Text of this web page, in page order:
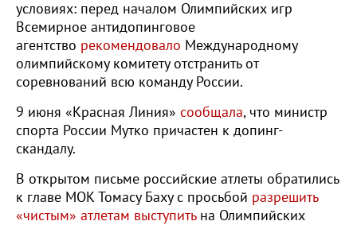
условиях: перед началом Олимпийских игр
Всемирное антидопинговое
агентство рекомендовало Международному
олимпийскому комитету отстранить от
соревнований всю команду России.
9 июня «Красная Линия» сообщала, что министр
спорта России Мутко причастен к допинг-
скандалу.
В открытом письме российские атлеты обратились
к главе МОК Томасу Баху с просьбой разрешить
«чистым» атлетам выступитьна Олимпийских